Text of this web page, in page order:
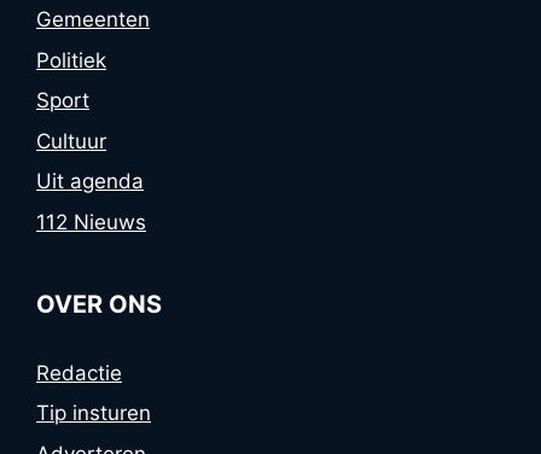
Gemeenten
Politiek
Sport
Cultuur
Uit agenda
112 Nieuws
OVER ONS
Redactie
Tip insturen